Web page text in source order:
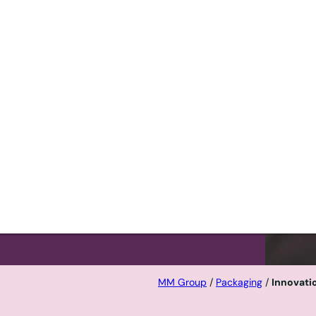
MM Group / Packaging /